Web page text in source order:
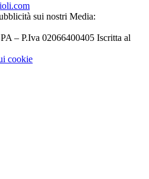
sui nostri Media:
– P.Iva 02066400405 Iscritta al
cookie